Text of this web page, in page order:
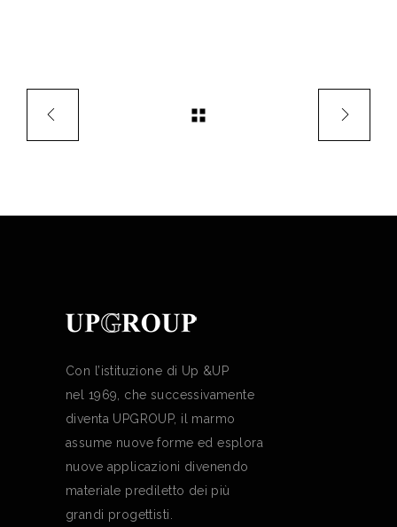
Con l’istituzione di Up &UP
nel 1969, che successivamente
diventa UPGROUP, il marmo
assume nuove forme ed esplora
nuove applicazioni divenendo
materiale prediletto dei più
grandi progettisti.